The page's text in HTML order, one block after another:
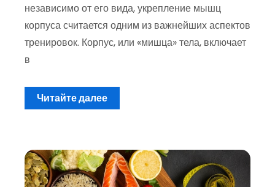
независимо от его вида, укрепление мышц
корпуса считается одним из важнейших аспектов
тренировок. Корпус, или «мишца» тела, включает
в
Читайте далее